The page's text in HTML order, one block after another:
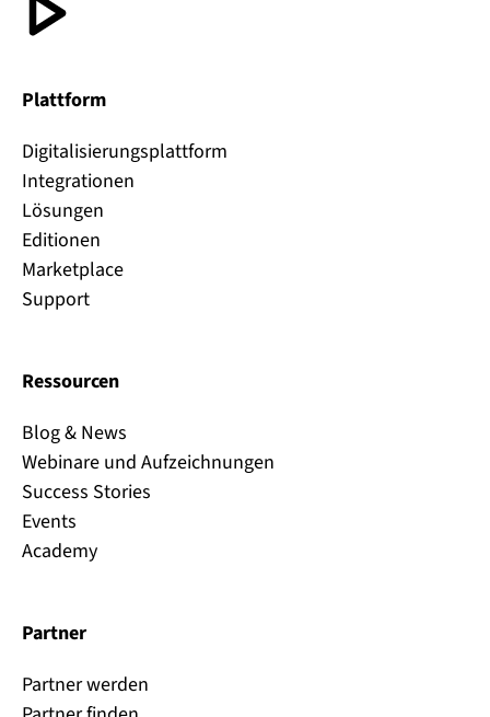
Plattform
Digitalisierungsplattform
Integrationen
Lösungen
Editionen
Marketplace
Support
Ressourcen
Blog & News
Webinare und Aufzeichnungen
Success Stories
Events
Academy
Partner
Partner werden